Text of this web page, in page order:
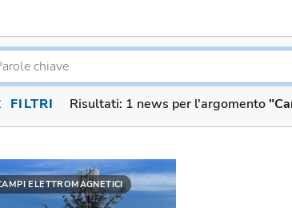
FILTRI Risultati: 1 news per l'argomento
ELETTROMAGNETICI